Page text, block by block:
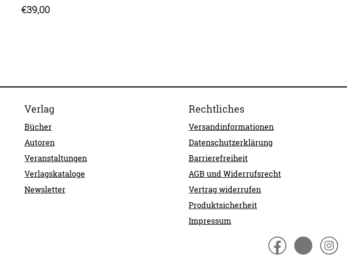
€39,00
Verlag
Bücher
Autoren
Veranstaltungen
Verlagskataloge
Newsletter
Rechtliches
Versandinformationen
Datenschutzerklärung
Barrierefreiheit
AGB und Widerrufsrecht
Vertrag widerrufen
Produktsicherheit
Impressum